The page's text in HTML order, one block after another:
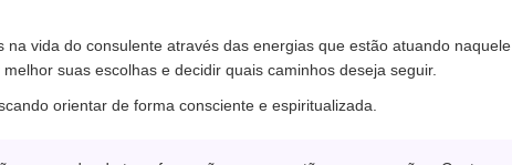
vida do consulente através das energias que estão atuando naquele
suas escolhas e decidir quais caminhos deseja seguir.
orientar de forma consciente e espiritualizada.